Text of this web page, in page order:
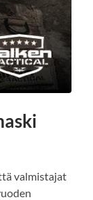
valmistajat